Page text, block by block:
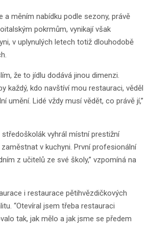
a měním nabídku podle sezony, právě
pokrmům, vynikají však
v uplynulých letech totiž dlouhodobě
že to jídlu dodává jinou dimenzi.
každý, kdo navštíví mou restauraci, věděl
umění. Lidé vždy musí vědět, co právě jí,”
vyhrál místní prestižní
v kuchyni. První profesionální
z učitelů ze své školy,” vzpomíná na
i restaurace pětihvězdičkových
“Otevíral jsem třeba restauraci
tak, jak mělo a jak jsme se předem